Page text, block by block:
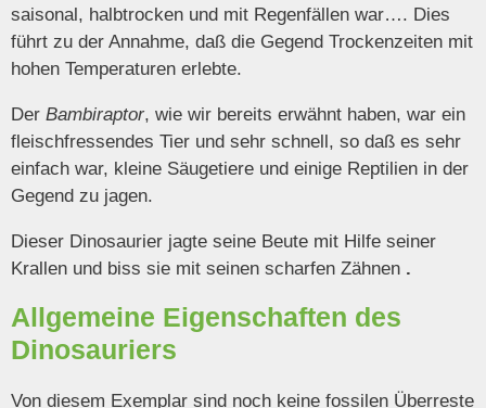
saisonal, halbtrocken und mit Regenfällen war…. Dies
führt zu der Annahme, daß die Gegend Trockenzeiten mit
hohen Temperaturen erlebte.
Der Bambiraptor, wie wir bereits erwähnt haben, war ein
fleischfressendes Tier und sehr schnell, so daß es sehr
einfach war, kleine Säugetiere und einige Reptilien in der
Gegend zu jagen.
Dieser Dinosaurier jagte seine Beute mit Hilfe seiner
Krallen und biss sie mit seinen scharfen Zähnen .
Allgemeine Eigenschaften des
Dinosauriers
Von diesem Exemplar sind noch keine fossilen Überreste